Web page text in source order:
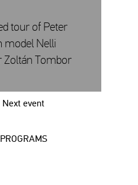
Next event
tour of Peter
model Nelli
Zoltán Tombor
PROGRAMS